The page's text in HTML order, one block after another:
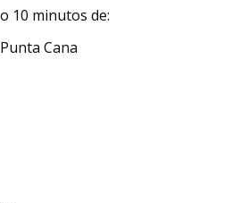
10 minutos de:
Cana